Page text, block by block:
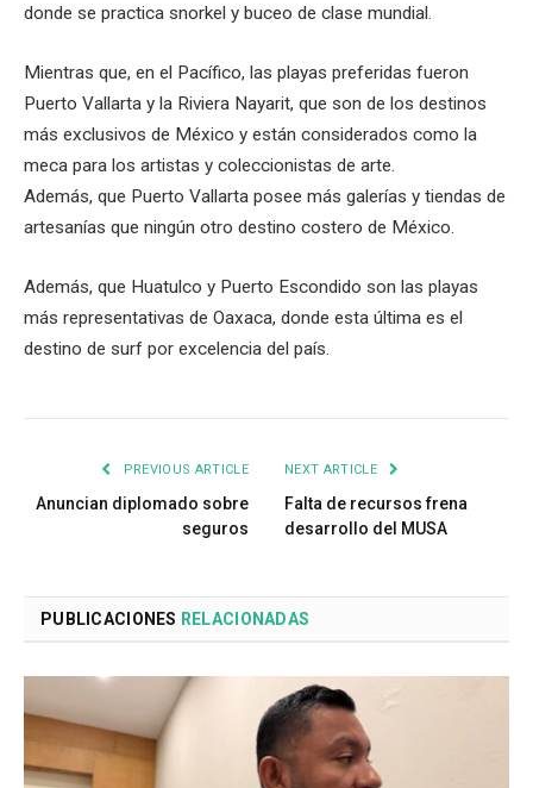
donde se practica snorkel y buceo de clase mundial.
Mientras que, en el Pacífico, las playas preferidas fueron
Puerto Vallarta y la Riviera Nayarit, que son de los destinos
más exclusivos de México y están considerados como la
meca para los artistas y coleccionistas de arte.
Además, que Puerto Vallarta posee más galerías y tiendas de
artesanías que ningún otro destino costero de México.
Además, que Huatulco y Puerto Escondido son las playas
más representativas de Oaxaca, donde esta última es el
destino de surf por excelencia del país.
PREVIOUS ARTICLE
Anuncian diplomado sobre
seguros
NEXT ARTICLE
Falta de recursos frena
desarrollo del MUSA
PUBLICACIONES RELACIONADAS